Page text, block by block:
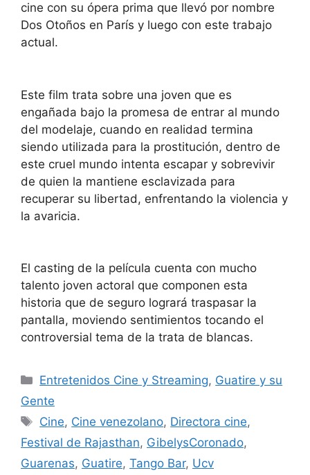
cine con su ópera prima que llevó por nombre
Dos Otoños en París y luego con este trabajo
actual.
Este film trata sobre una joven que es
engañada bajo la promesa de entrar al mundo
del modelaje, cuando en realidad termina
siendo utilizada para la prostitución, dentro de
este cruel mundo intenta escapar y sobrevivir
de quien la mantiene esclavizada para
recuperar su libertad, enfrentando la violencia y
la avaricia.
El casting de la película cuenta con mucho
talento joven actoral que componen esta
historia que de seguro logrará traspasar la
pantalla, moviendo sentimientos tocando el
controversial tema de la trata de blancas.
Entretenidos Cine y Streaming, Guatire y su
Gente
Cine, Cine venezolano, Directora cine,
Festival de Rajasthan, GibelysCoronado,
Guarenas, Guatire, Tango Bar, Ucv